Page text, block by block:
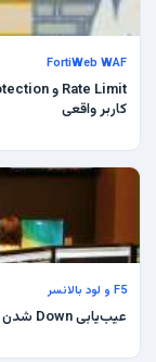
FortiWeb WAF
کاربر واقعی
F5 و لود بالانسر
عیب‌یابی Down شدن Pool Member در F5؛ از Monitor تا لاگ ltm